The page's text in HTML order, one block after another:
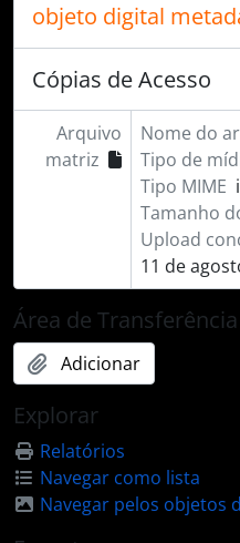
objeto digital
Cópias de Acesso
Arquivo
matriz
Nome do
Tipo de
Tipo MIME
Tamanho
Upload
11 de
Área de Transferência
Adicionar
Explorar
Relatórios
Navegar como lista
Navegar pelos objetos